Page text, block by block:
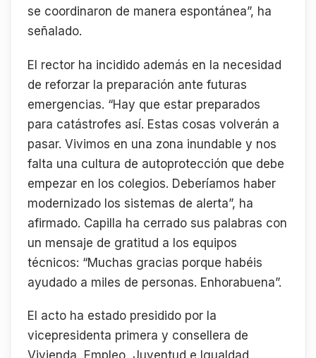
se coordinaron de manera espontánea”, ha
señalado.
El rector ha incidido además en la necesidad
de reforzar la preparación ante futuras
emergencias. “Hay que estar preparados
para catástrofes así. Estas cosas volverán a
pasar. Vivimos en una zona inundable y nos
falta una cultura de autoprotección que debe
empezar en los colegios. Deberíamos haber
modernizado los sistemas de alerta”, ha
afirmado. Capilla ha cerrado sus palabras con
un mensaje de gratitud a los equipos
técnicos: “Muchas gracias porque habéis
ayudado a miles de personas. Enhorabuena”.
El acto ha estado presidido por la
vicepresidenta primera y consellera de